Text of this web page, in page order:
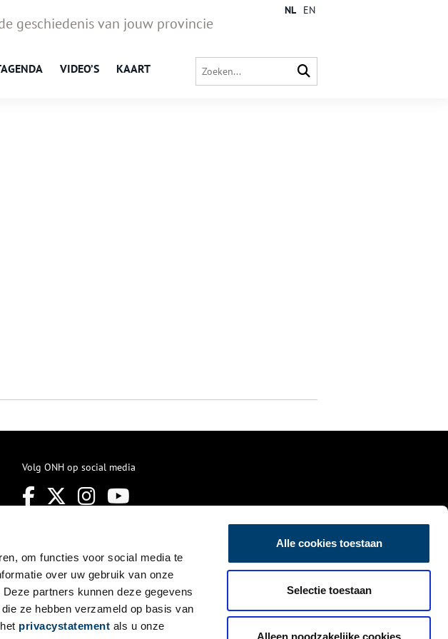
om functies voor social media te
over uw gebruik van onze
partners kunnen deze gegevens
ze hebben verzameld op basis van
privacystatement als u onze
Alle cookies toestaan
Selectie toestaan
Alleen noodzakelijke cookies
geschiedenis van jouw provincie
VIDEO’S KAART
NL EN
Volg ONH op social media